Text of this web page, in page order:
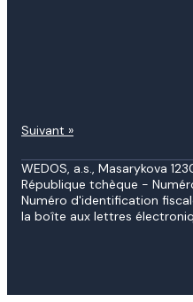
Suivant »
WEDOS, a.s., Masarykova
République tchèque -
Numéro d'identification
la boîte aux lettres